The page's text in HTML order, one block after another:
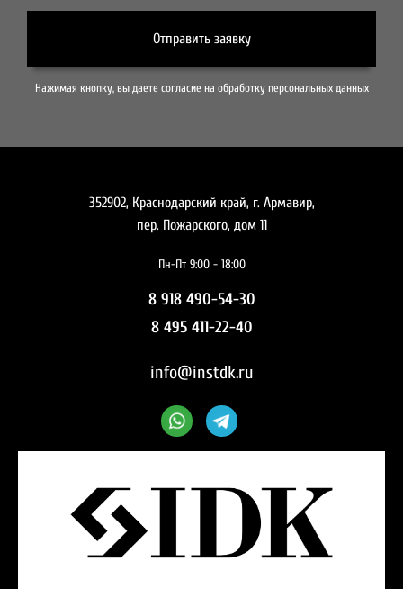
Отправить заявку
Нажимая кнопку, вы даете согласие на обработку персональных данных
352902, Краснодарский край, г. Армавир,
пер. Пожарского, дом 11
Пн-Пт 9:00 - 18:00
8 918 490-54-30
8 495 411-22-40
info@instdk.ru